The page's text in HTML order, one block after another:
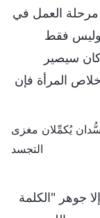
مرحلة العمل في
وليس فقط
سيصير
المرأة فإن
التجسُّدان يُكمِّلان مغزى
التجسد‎
جوهر "الكلمة